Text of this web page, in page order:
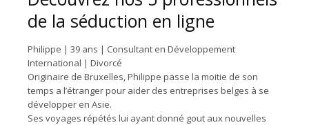
de la séduction en ligne
Philippe | 39 ans | Consultant en Développement
International | Divorcé
Originaire de Bruxelles, Philippe passe la moitie de son
temps a l’étranger pour aider des entreprises belges à se
développer en Asie.
Ses voyages répétés lui ayant donné gout aux nouvelles